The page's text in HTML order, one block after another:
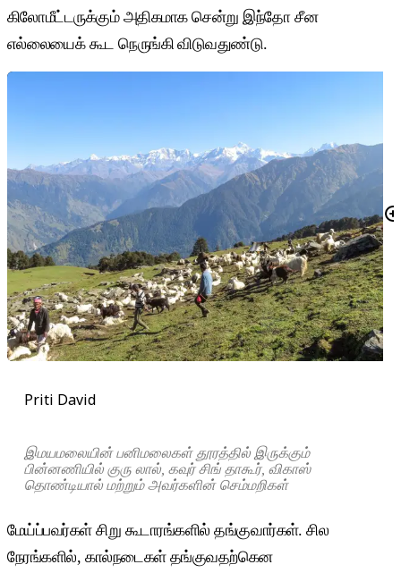
கிலோமீட்டருக்கும் அதிகமாக சென்று இந்தோ சீன
எல்லையைக் கூட நெருங்கி விடுவதுண்டு.
Priti David
இமயமலையின் பனிமலைகள் தூரத்தில் இருக்கும்
பின்னணியில் குரு லால், கவுர் சிங் தாகூர், விகாஸ்
தொண்டியால் மற்றும் அவர்களின் செம்மறிகள்
மேய்ப்பவர்கள் சிறு கூடாரங்களில் தங்குவார்கள். சில
நேரங்களில், கால்நடைகள் தங்குவதற்கென